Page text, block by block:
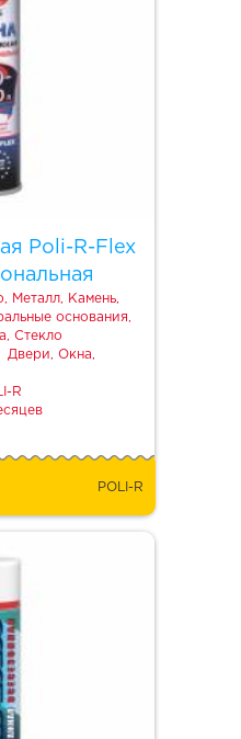
Poli-R-Flex
Металл, Камень,
основания,
Стекло
Двери, Окна,
R
POLI-R